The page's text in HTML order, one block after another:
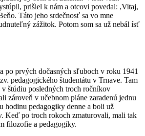
prišiel k nám a otcovi povedal: ,Vitaj,
Táto jeho srdečnosť sa vo mne
zážitok. Potom som sa už nebál ísť
po prvých dočasných sľuboch v roku 1941
pedagogického študentátu v Trnave. Tam
v štúdiu posledných troch ročníkov
zároveň v učebnom pláne zaradenú jednu
hodinu pedagogiky denne a boli už
Keď po troch rokoch zmaturovali, mali tak
filozofie a pedagogiky.